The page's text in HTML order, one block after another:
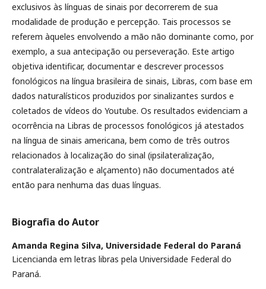
exclusivos às línguas de sinais por decorrerem de sua
modalidade de produção e percepção. Tais processos se
referem àqueles envolvendo a mão não dominante como, por
exemplo, a sua antecipação ou perseveração. Este artigo
objetiva identificar, documentar e descrever processos
fonológicos na língua brasileira de sinais, Libras, com base em
dados naturalísticos produzidos por sinalizantes surdos e
coletados de vídeos do Youtube. Os resultados evidenciam a
ocorrência na Libras de processos fonológicos já atestados
na língua de sinais americana, bem como de três outros
relacionados à localização do sinal (ipsilateralização,
contralateralização e alçamento) não documentados até
então para nenhuma das duas línguas.
Biografia do Autor
Amanda Regina Silva, Universidade Federal do Paraná
Licencianda em letras libras pela Universidade Federal do
Paraná.